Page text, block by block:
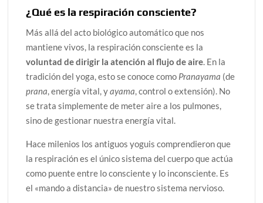
¿Qué es la respiración consciente?
Más allá del acto biológico automático que nos
mantiene vivos, la respiración consciente es la
voluntad de dirigir la atención al flujo de aire. En la
tradición del yoga, esto se conoce como Pranayama (de
prana, energía vital, yayama, control o extensión). No
se trata simplemente de meter aire a los pulmones,
sino de gestionar nuestra energía vital.
Hace milenios los antiguos yoguis comprendieron que
la respiración es el único sistema del cuerpo que actúa
como puente entre lo consciente y lo inconsciente. Es
el «mando a distancia» de nuestro sistema nervioso.